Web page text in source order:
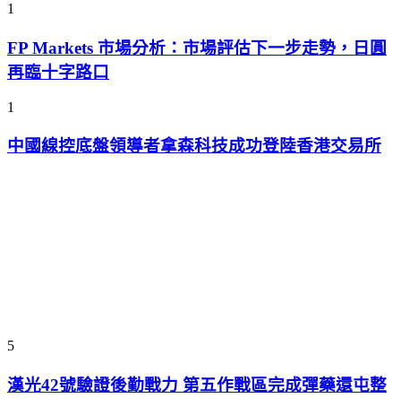
1
FP Markets 市場分析：市場評估下一步走勢，日圓
再臨十字路口
1
中國線控底盤領導者拿森科技成功登陸香港交易所
5
漢光42號驗證後勤戰力 第五作戰區完成彈藥還屯整